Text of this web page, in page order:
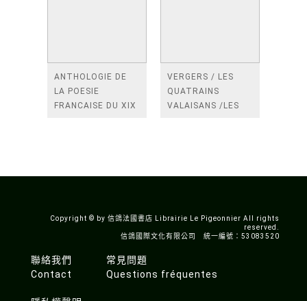
ANTHOLOGIE DE
LA POESIE
FRANCAISE DU XIX
VERGERS / LES
QUATRAINS
VALAISANS /LES
Copyright © by 信鴿法國書店 Librairie Le Pigeonnier All rights
reserved.
信鴿國際文化有限公司 統一編號：53083520
聯絡我們
Contact
常見問題
Questions fréquentes